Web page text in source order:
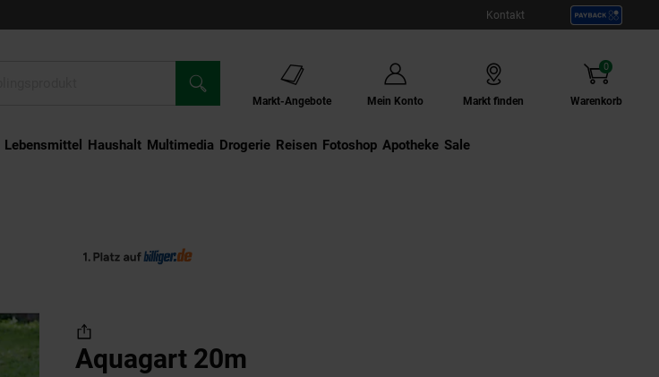
Kontakt
Markt-Angebote Mein Konto Markt finden Warenkorb
0
Artikel
Lebensmittel Haushalt Multimedia Drogerie Externer Link:
Reisen Externer Link:
Fotoshop Externer Link:
Apotheke Sale
Aquagart 20m